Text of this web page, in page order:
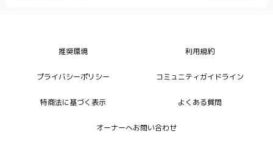
推奨環境 利用規約
プライバシーポリシー コミュニティガイドライン
特商法に基づく表示 よくある質問
オーナーへお問い合わせ